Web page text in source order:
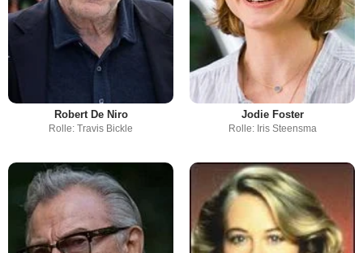
Robert De Niro
Rolle: Travis Bickle
Jodie Foster
Rolle: Iris Steensma